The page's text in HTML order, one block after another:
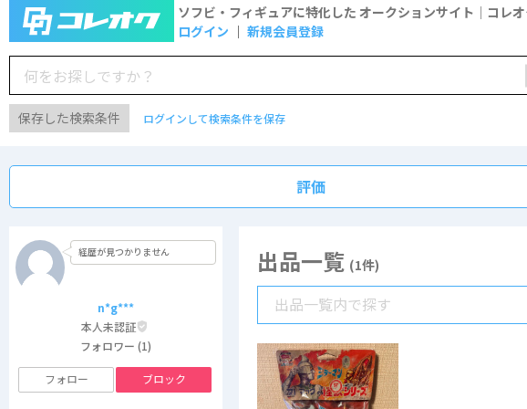
ソフビ・フィギュアに特化した オークションサイト｜コレ
ログイン
新規会員登録
保存した検索条件 ログインして検索条件を保存
評価
経歴が見つかりません
n*g***
本人未認証
フォロワー (1)
フォロー ブロック
出品一覧 (1件)